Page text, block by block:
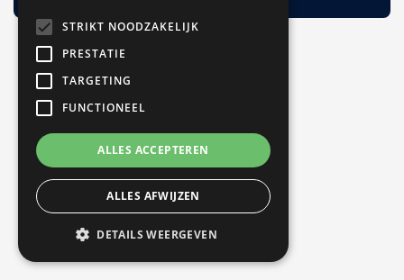
STRIKT NOODZAKELIJK
PRESTATIE
TARGETING
FUNCTIONEEL
ALLES ACCEPTEREN
ALLES AFWIJZEN
DETAILS WEERGEVEN